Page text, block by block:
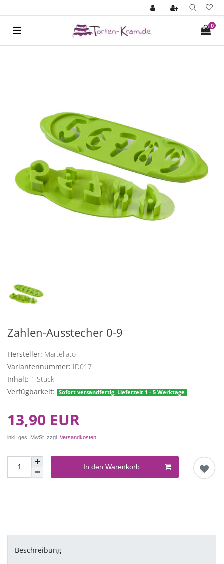
|
0
☰
Zahlen-Ausstecher 0-9
Hersteller: Martellato
Variantennummer: ID017
Inhalt: 1 Stück
Verfügbarkeit:
Sofort versandfertig, Lieferzeit 1 - 5 Werktage
13,90 EUR
inkl. ges. MwSt. zzgl. Versandkosten
In den Warenkorb
Beschreibung